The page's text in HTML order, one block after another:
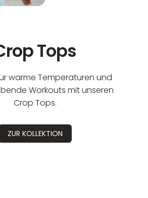
Tops
warme Temperaturen und
Workouts mit unseren
Crop Tops.
ZUR KOLLEKTION